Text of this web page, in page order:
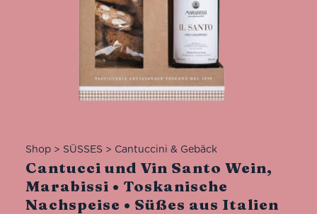
Shop> SÜSSES > Cantuccini & Gebäck
Cantucci und Vin Santo Wein,
Marabissi • Toskanische
Nachspeise • Süßes aus Italien